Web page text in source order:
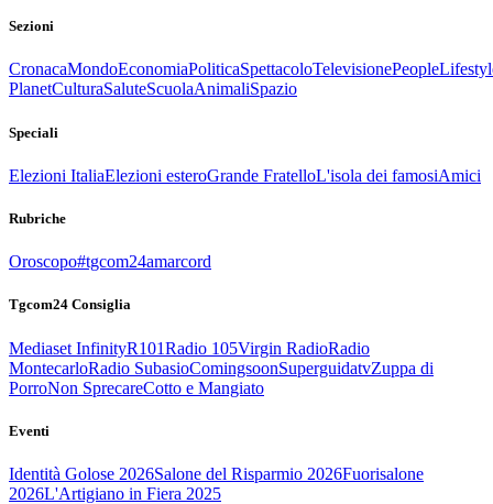
Sezioni
CronacaMondoEconomiaPoliticaSpettacoloTelevisionePeople
PlanetCulturaSaluteScuolaAnimaliSpazio
Speciali
Elezioni ItaliaElezioni esteroGrande FratelloL'isola dei famosiAmici
Rubriche
Oroscopo#tgcom24amarcord
Tgcom24 Consiglia
Mediaset InfinityR101Radio 105Virgin RadioRadio
MontecarloRadio SubasioComingsoonSuperguidatvZuppa di
PorroNon SprecareCotto e Mangiato
Eventi
Identità Golose 2026Salone del Risparmio 2026Fuorisalone
2026L'Artigiano in Fiera 2025